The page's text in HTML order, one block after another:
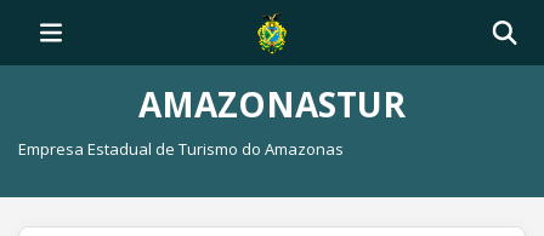
AMAZONASTUR
Empresa Estadual de Turismo do Amazonas